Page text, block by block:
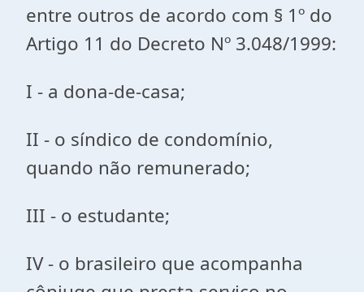
entre outros de acordo com § 1º do
Artigo 11 do Decreto Nº 3.048/1999:
I - a dona-de-casa;
II - o síndico de condomínio,
quando não remunerado;
III - o estudante;
IV - o brasileiro que acompanha